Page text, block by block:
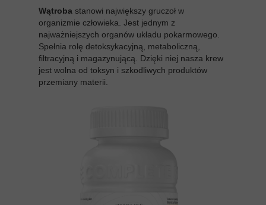
Wątroba stanowi największy gruczoł w
organizmie człowieka. Jest jednym z
najważniejszych organów układu pokarmowego.
Spełnia rolę detoksykacyjną, metaboliczną,
filtracyjną i magazynującą. Dzięki niej nasza krew
jest wolna od toksyn i szkodliwych produktów
przemiany materii.